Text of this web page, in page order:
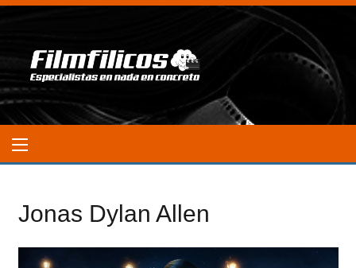
Jonas Dylan Allen